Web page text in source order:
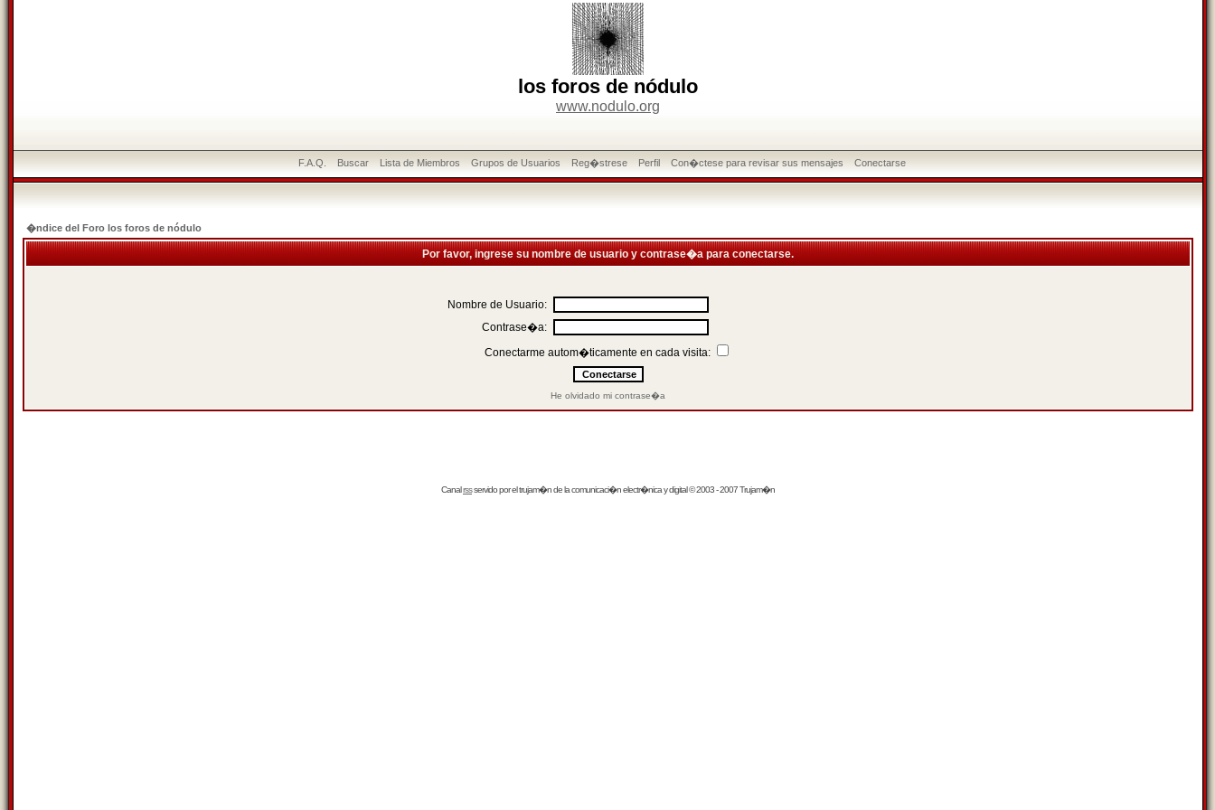
los foros de nódulo
www.nodulo.org
F.A.Q. Buscar Lista de Miembros Grupos de Usuarios Reg�strese Perfil Con�ctese para revisar sus mensajes Conectarse
�ndice del Foro los foros de nódulo
Por favor, ingrese su nombre de usuario y contrase�a para conectarse.
Nombre de Usuario:
Contrase�a:
Conectarme autom�ticamente en cada visita:
He olvidado mi contrase�a
Canalrssservido por eltrujam�nde la comunicaci�n electr�nica y digital © 2003 - 2007 Trujam�n